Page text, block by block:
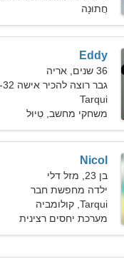
חֲתוּנָה
Eddy
36 שנים, אריה
גבר רוצה להכיר אישה 25-32
Tarqui
משחקי מחשב, טִיוּל
Nicol
בן 23, מזל דלי
ילדה מחפשת חבר
Tarqui, קולומביה
מערכת יחסים רצינית